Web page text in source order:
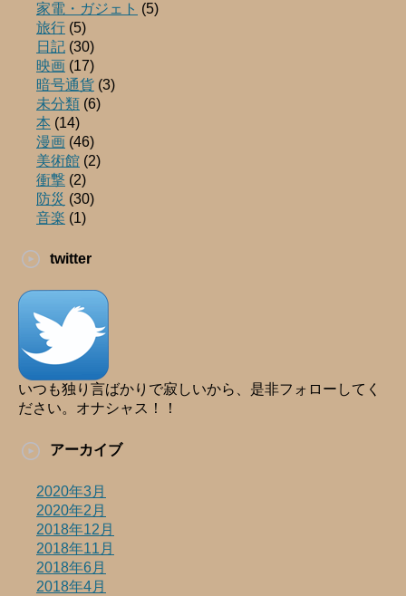
家電・ガジェト (5)
旅行 (5)
日記 (30)
映画 (17)
暗号通貨 (3)
未分類 (6)
本 (14)
漫画 (46)
美術館 (2)
衝撃 (2)
防災 (30)
音楽 (1)
twitter
いつも独り言ばかりで寂しいから、是非フォローしてく
ださい。オナシャス！！
アーカイブ
2020年3月
2020年2月
2018年12月
2018年11月
2018年6月
2018年4月